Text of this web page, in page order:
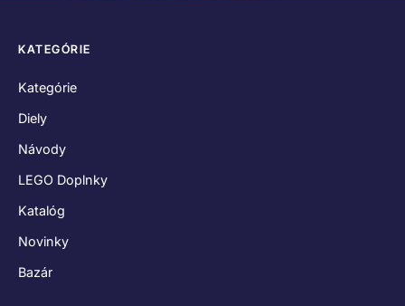
KATEGÓRIE
Kategórie
Diely
Návody
LEGO Doplnky
Katalóg
Novinky
Bazár